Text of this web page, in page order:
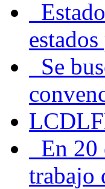
Se
En 20
trabajo